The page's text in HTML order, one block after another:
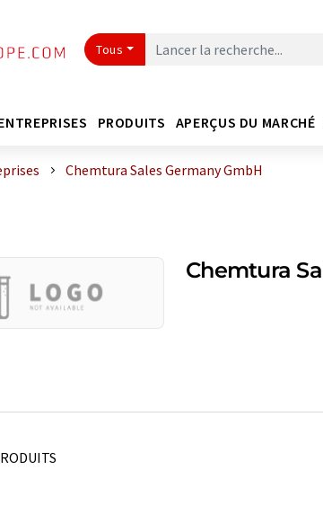
Tous
PRODUITS APERÇUS DU MARCHÉ
Chemtura Sales Germany GmbH
Chemtura